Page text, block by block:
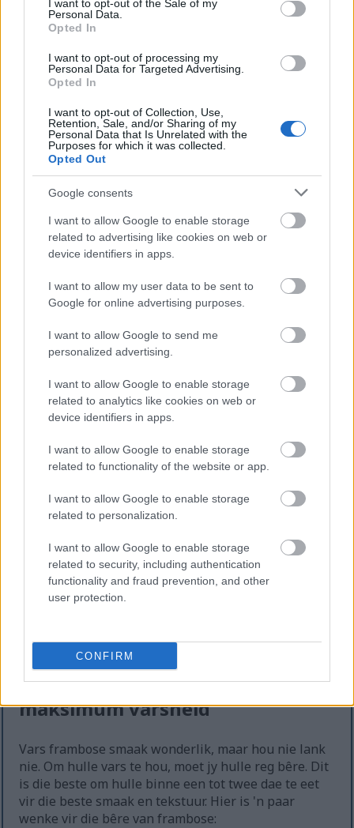
I want to opt-out of the Sale of my
Personal Data.
Opted In
I want to opt-out of processing my
Personal Data for Targeted Advertising.
Opted In
I want to opt-out of Collection, Use,
Retention, Sale, and/or Sharing of my
Personal Data that Is Unrelated with the
Purposes for which it was collected.
Opted Out
Google consents
I want to allow Google to enable storage
related to advertising like cookies on web or
device identifiers in apps.
I want to allow my user data to be sent to
Google for online advertising purposes.
I want to allow Google to send me
personalized advertising.
I want to allow Google to enable storage
related to analytics like cookies on web or
device identifiers in apps.
I want to allow Google to enable storage
related to functionality of the website or app.
I want to allow Google to enable storage
related to personalization.
I want to allow Google to enable storage
related to security, including authentication
functionality and fraud prevention, and other
user protection.
CONFIRM
Bedek jou gunsteling jogurt met frambose vir
'n heerlike ontbyt of peuselhappie.
Frambose kan ook hartige geregte beter maak.
Probeer dit by slaaie voeg vir 'n soet verrassing.
Hulle is ook heerlik in nageregte soos terte of
muffins.
As jy van kook hou, probeer om konfyte of souse
met frambose te maak. Hierdie tuisgemaakte
lekkernye is perfek op roosterbrood of pannekoeke.
Die opsies vir framboos-happies is eindeloos en pas
van frambose
Frambose is smaaklik en vol voedingstowwe. Maar
dit is belangrik om die risiko's wat hulle kan inhou,
frambose, wat lei tot ligte of ernstige reaksies.
Simptome kan wissel van jeukerige vel tot
maagprobleme.
Dit is ook belangrik om te dink aan
voedselveiligheid met frambose. As dit nie reg
gewas word nie, kan hulle skadelike bakterieë dra.
Dit sluit in E. coli of Salmonella. Om veilig te bly, was
frambose goed onder koue water en droog dit af met
'n skoon handdoek.
Kortliks, frambose is goed vir jou, maar wees
versigtig. Dit is noodsaaklik om te weet oor allergieë
en voedselveiligheid. Deur hulle behoorlik te was,
Hoe om frambose te bêre vir
maksimum varsheid
Vars frambose smaak wonderlik, maar hou nie lank
nie. Om hulle vars te hou, moet jy hulle reg bêre. Dit
is die beste om hulle binne een tot twee dae te eet
vir die beste smaak en tekstuur. Hier is 'n paar
wenke vir die bêre van frambose: